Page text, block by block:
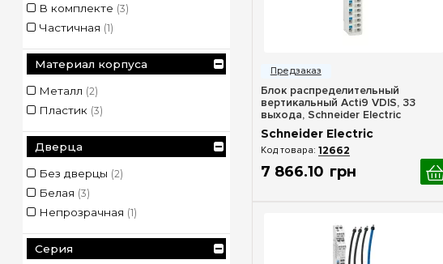
Блок распределительный
вертикальный Acti9 VDIS, 33
выхода, Schneider Electric
A9XPK707
Schneider Electric
12662
7 866.10 грн
В комплекте (3)
Частичная (1)
Материал корпуса
Металл (2)
Пластик (3)
Дверца
Без дверцы (2)
Белая (3)
Непрозрачная (1)
Серия